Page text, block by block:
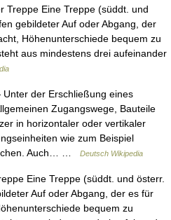
Treppe Eine Treppe (süddt. und
gebildeter Auf oder Abgang, der
Höhenunterschiede bequem zu
aus mindestens drei aufeinander
der Erschließung eines
Zugangswege, Bauteile
in horizontaler oder vertikaler
wie zum Beispiel
Auch… …
Deutsch Wikipedia
Eine Treppe (süddt. und österr.
Auf oder Abgang, der es für
bequem zu